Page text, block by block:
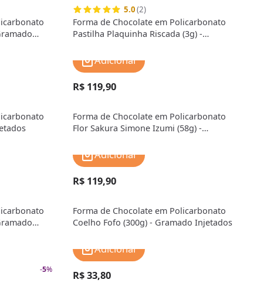
5.0(2)
Forma de Chocolate em Policarbonato
Pastilha Plaquinha Riscada (3g) -
R$ 119,90
Forma de Chocolate em Policarbonato
Flor Sakura Simone Izumi (58g) -
Adicionar
R$ 119,90
Forma de Chocolate em Policarbonato
Coelho Fofo (300g) - Gramado Injetados
Adicionar
-5%
R$ 33,80
Adicionar